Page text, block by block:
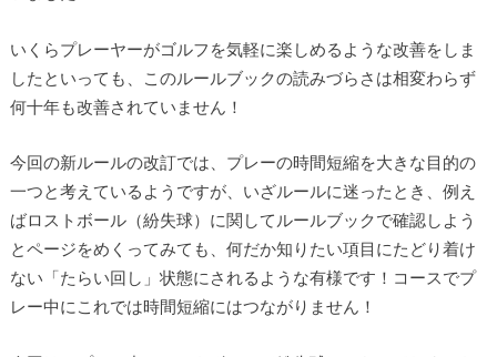
いくらプレーヤーがゴルフを気軽に楽しめるような改善をしま
したといっても、このルールブックの読みづらさは相変わらず
何十年も改善されていません！
今回の新ルールの改訂では、プレーの時間短縮を大きな目的の
一つと考えているようですが、いざルールに迷ったとき、例え
ばロストボール（紛失球）に関してルールブックで確認しよう
とページをめくってみても、何だか知りたい項目にたどり着け
ない「たらい回し」状態にされるような有様です！コースでプ
レー中にこれでは時間短縮にはつながりません！